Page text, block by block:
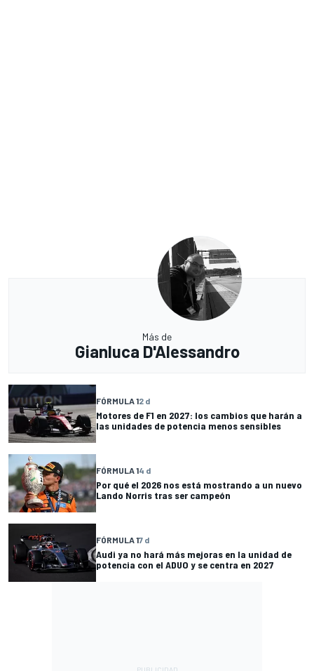
Más de
Gianluca D'Alessandro
FÓRMULA 12 d
Motores de F1 en 2027: los cambios que harán a
las unidades de potencia menos sensibles
FÓRMULA 14 d
Por qué el 2026 nos está mostrando a un nuevo
Lando Norris tras ser campeón
FÓRMULA 17 d
Audi ya no hará más mejoras en la unidad de
potencia con el ADUO y se centra en 2027